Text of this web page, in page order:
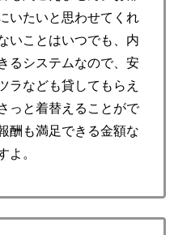
いたいと思わせてくれ
いことはいつでも、内
るシステムなので、安
ラなども貸してもらえ
っと着替えることがで
酬も満足できる金額な
よ。